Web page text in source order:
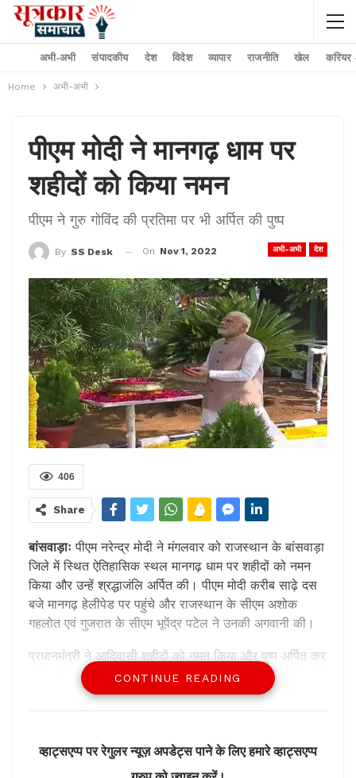
अभी-अभी संपादकीय देश विदेश व्यापार राजनीति खेल करियर
Home अभी-अभी
पीएम मोदी ने मानगढ़ धाम पर
शहीदों को किया नमन
पीएम ने गुरु गोविंद की प्रतिमा पर भी अर्पित की पुष्प
अभी-अभी देश
By SS Desk On Nov 1, 2022
406
Share
बांसवाड़ाः पीएम नरेन्द्र मोदी ने मंगलवार को राजस्थान के बांसवाड़ा
जिले में स्थित ऐतिहासिक स्थल मानगढ़ धाम पर शहीदों को नमन
किया और उन्हें श्रद्धाजंलि अर्पित की। पीएम मोदी करीब साढ़े दस
बजे मानगढ़ हेलीपेड पर पहुंचे और राजस्थान के सीएम अशोक
गहलोत एवं गुजरात के सीएम भूपेंद्र पटेल ने उनकी अगवानी की।
प्रधानमंत्री ने आदिवासी शहीदों को नमन किया और पुष्प अर्पित कर
उन्हें श्रद्धांजलि अर्पित किया। उन्होंने गुरु गोविंद की प्रतिमा पर भी
पुष्प अर्पित कर उन्हें याद किया और धूणी दर्शन कर आरती की।
स्वीकार किया। इस अवसर पर मध्यप्रदेश के राज्यपाल मंगूभाई
CONTINUE READING
व्हाट्सएप्प पर रेगुलर न्यूज़ अपडेट्स पाने के लिए हमारे व्हाट्सएप्प